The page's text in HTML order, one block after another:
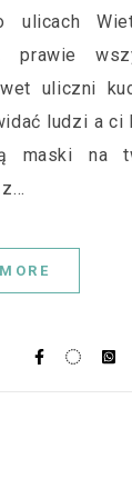
ulicach
prawie
uliczni
ludzi a ci
maski na